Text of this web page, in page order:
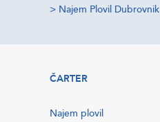
> Najem Plovil Dubrovnik
ČARTER
Najem plovil